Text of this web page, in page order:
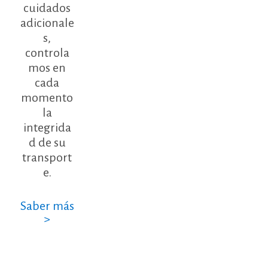
cuidados
adicionale
s,
controla
mos en
cada
momento
la
integrida
d de su
transport
e.
Saber más
>